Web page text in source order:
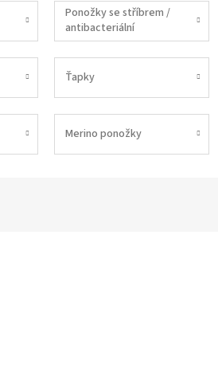
Ponožky se stříbrem /
antibacteriální
Ťapky
Merino ponožky